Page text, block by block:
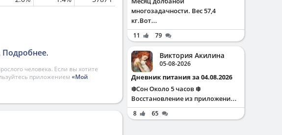
Подробнее.
человека. Если вы хотите
приложением «Мой
многозадачности. Вес 57,4
кг.Вот...
11 79
Виктория Акилина
05-08-2026
Дневник питания за 04.08.2026
❄️Сон Около 5 часов ❄️
Восстановление из приложени...
8 65